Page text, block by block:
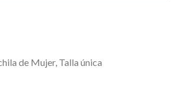
de Mujer, Talla única